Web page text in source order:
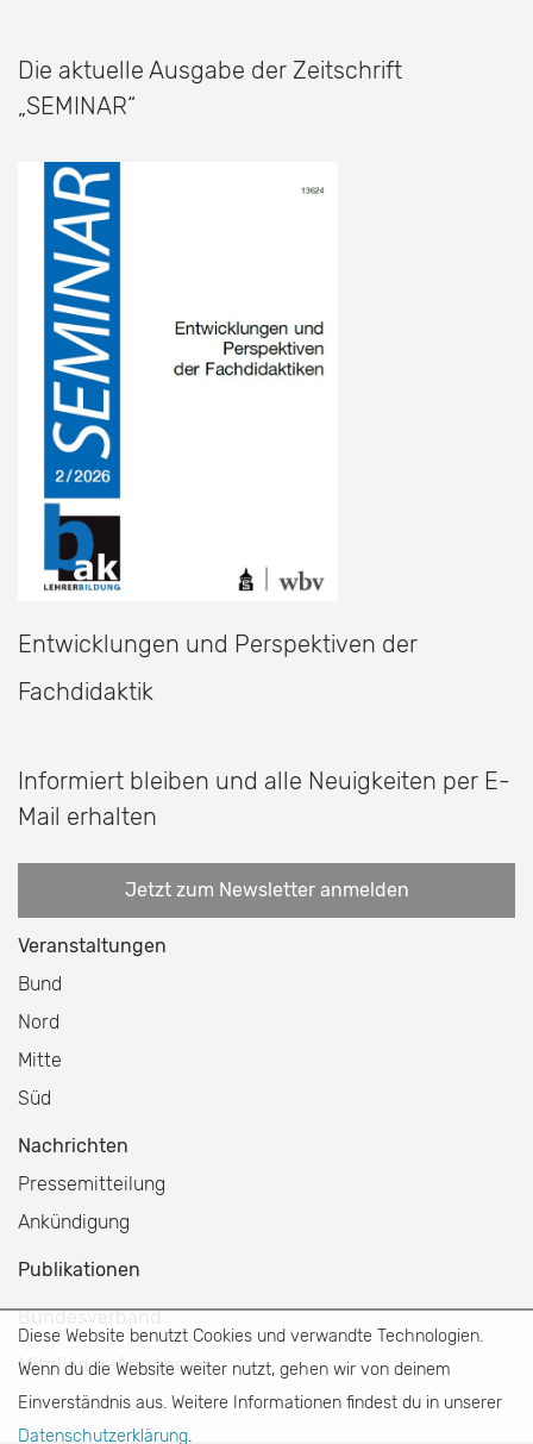
Diese Website benutzt Cookies und verwandte Technologien.
Wenn du die Website weiter nutzt, gehen wir von deinem
Einverständnis aus. Weitere Informationen findest du in unserer
Datenschutzerklärung.
Die aktuelle Ausgabe der Zeitschrift
„SEMINAR“
Entwicklungen und Perspektiven der
Fachdidaktik
Informiert bleiben und alle Neuigkeiten per E-
Mail erhalten
Jetzt zum Newsletter anmelden
Veranstaltungen
Bund
Nord
Mitte
Süd
Nachrichten
Pressemitteilung
Ankündigung
Publikationen
Bundesverband
Mitglieder-Angebote